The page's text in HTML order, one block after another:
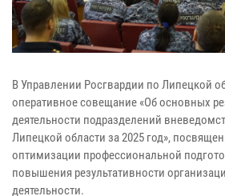
В Управлении Росгвардии по Липецкой
оперативное совещание «Об основных
деятельности подразделений
Липецкой области за 2025 год»,
оптимизации профессиональной
повышения результативности
деятельности.